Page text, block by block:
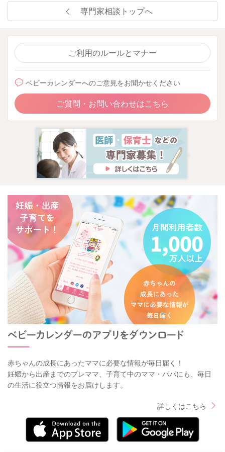
専門家相談トップへ
ご利用のルールとマナー
ベビーカレンダーへのご意見をお聞かせください
ご質問・お問い合わせはこちら
赤ちゃんの成長にあったママに必要な情報が毎日届く！
妊娠から出産までのプレママ、子育て中のママ・パパにも、毎日
の生活に役立つ情報をお届けします。
詳しくはこちら